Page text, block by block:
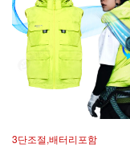
3단조절,배터리포함